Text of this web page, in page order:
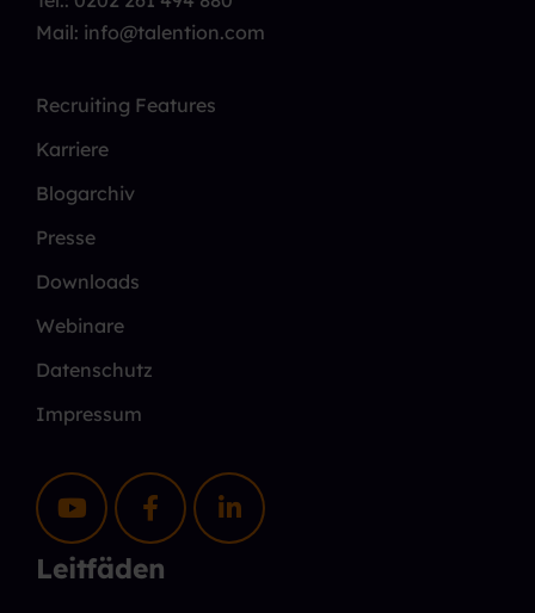
Mail: info@talention.com
Recruiting Features
Karriere
Blogarchiv
Presse
Downloads
Webinare
Datenschutz
Impressum
Leitfäden